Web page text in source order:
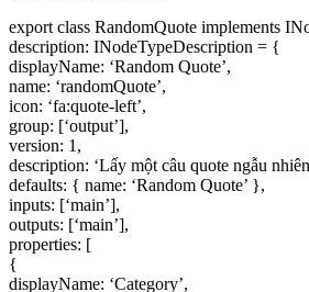
export class RandomQuote implements
description: INodeTypeDescription = {
displayName: ‘Random Quote’,
name: ‘randomQuote’,
icon: ‘fa:quote-left’,
group: [‘output’],
version: 1,
description: ‘Lấy một câu quote ngẫu
defaults: { name: ‘Random Quote’ },
inputs: [‘main’],
outputs: [‘main’],
properties: [
{
displayName: ‘Category’,